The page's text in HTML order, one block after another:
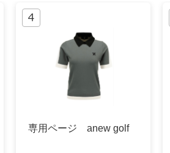
専用ページ anew golf